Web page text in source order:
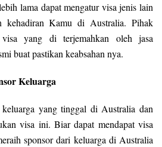
lama dapat mengatur visa jenis lain
kehadiran Kamu di Australia. Pihak
yang di terjemahkan oleh jasa
buat pastikan keabsahan nya.
Keluarga
yang tinggal di Australia dan
visa ini. Biar dapat mendapat visa
sponsor dari keluarga di Australia